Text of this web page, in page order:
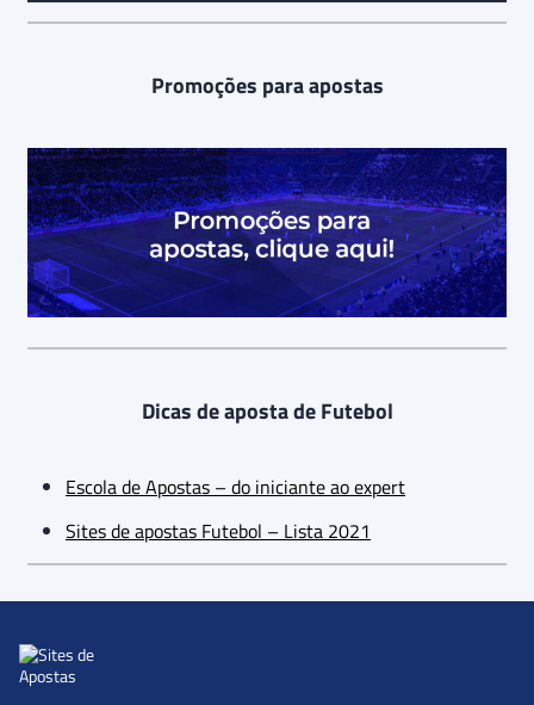
Promoções para apostas
Dicas de aposta de Futebol
Escola de Apostas – do iniciante ao expert
Sites de apostas Futebol – Lista 2021